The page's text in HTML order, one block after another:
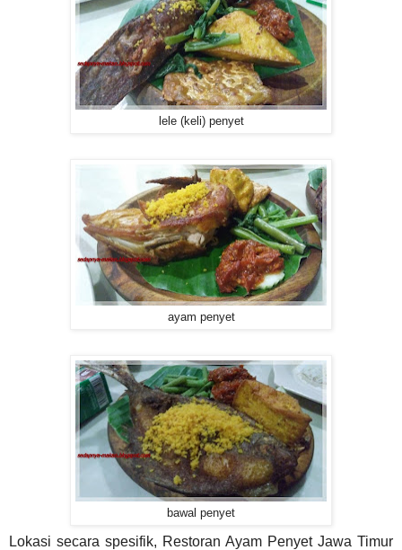
lele (keli) penyet
ayam penyet
bawal penyet
Lokasi secara spesifik, Restoran Ayam Penyet Jawa Timur